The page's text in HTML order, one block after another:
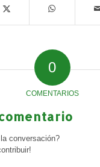
0
COMENTARIOS
conversación?